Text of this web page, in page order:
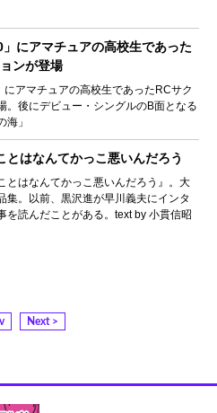
」にアマチュアの高校生であった
ンが登場
にアマチュアの高校生であったRCサク
。後にデビュー・シングルのB面となる
海」
とはなんてかっこ悪いんだろう
とはなんてかっこ悪いんだろう』。大
集。以前、黒沢進が早川義夫にインタ
を読んだことがある。text by 小貫信昭
Next >